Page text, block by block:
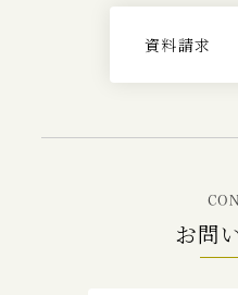
資料請求
お問